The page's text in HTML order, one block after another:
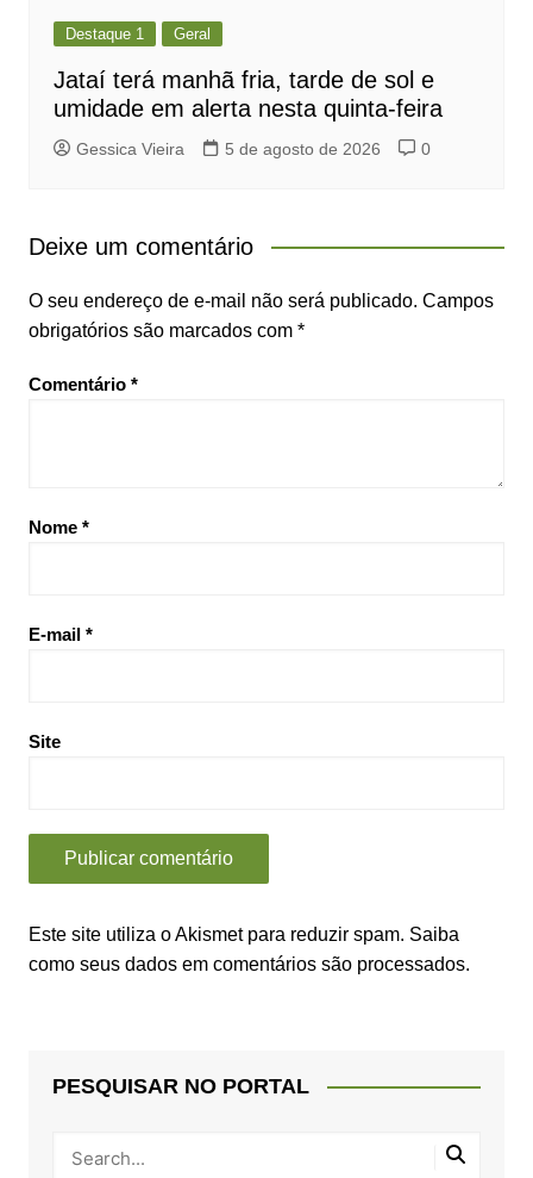
Destaque 1 Geral
Jataí terá manhã fria, tarde de sol e
umidade em alerta nesta quinta-feira
Gessica Vieira 5 de agosto de 2026 0
Deixe um comentário
O seu endereço de e-mail não será publicado. Campos
obrigatórios são marcados com *
Comentário *
Nome *
E-mail *
Site
Este site utiliza o Akismet para reduzir spam. Saiba
como seus dados em comentários são processados.
PESQUISAR NO PORTAL